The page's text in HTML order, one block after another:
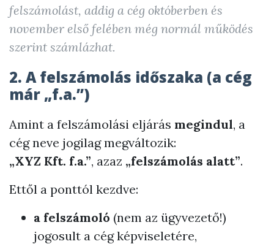
felszámolást, addig a cég októberben és
november első felében még normál működés
szerint számlázhat.
2. A felszámolás időszaka (a cég
már „f.a.”)
Amint a felszámolási eljárás megindul, a
cég neve jogilag megváltozik:
„XYZ Kft. f.a.”, azaz „felszámolás alatt”.
Ettől a ponttól kezdve:
a felszámoló (nem az ügyvezető!)
jogosult a cég képviseletére,